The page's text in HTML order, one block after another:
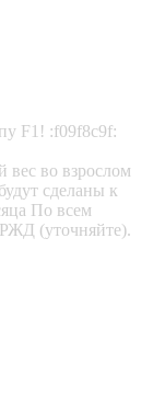
F1! :f09f8c9f:
вес во взрослом
сделаны к
По всем
(уточняйте).